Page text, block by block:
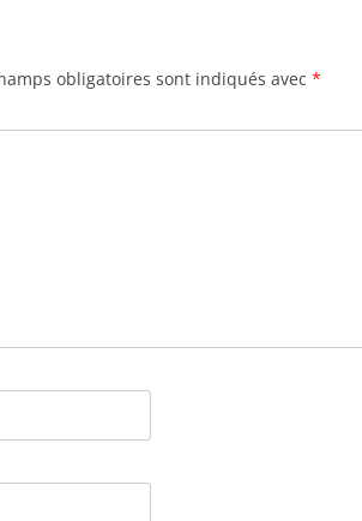
obligatoires sont indiqués avec *